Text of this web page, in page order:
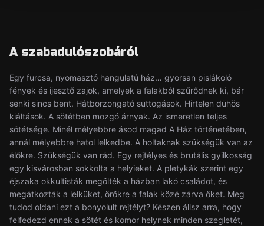
A szabadulószobáról
Egy furcsa, nyomasztó hangulatú ház… gyorsan pislákoló
fények és ijesztő zajok, amelyek a falakból szűrődnek ki, bár
senki sincs bent. Hátborzongató suttogások. Hirtelen dühös
kiáltások. A sötétben mozgó árnyak. Az ismeretlen teljes
sötétsége. Minél mélyebbre ásod magad A Ház történetében,
annál mélyebbre hatol lelkedbe. A holtaknak szükségük van az
élőkre. Szükségük van rád. Egy rejtélyes és brutális gyilkosság
egy kisvárosban sokkolta a helyieket. A pletykák szerint egy
éjszaka okkultisták megölték a házban lakó családot, és
megátkozták a lelküket, örökre a falak közé zárva őket. Meg
tudod oldani ezt a bonyolult rejtélyt? Készen állsz arra, hogy
felfedezd ennek a sötét és komor helynek minden szegletét,